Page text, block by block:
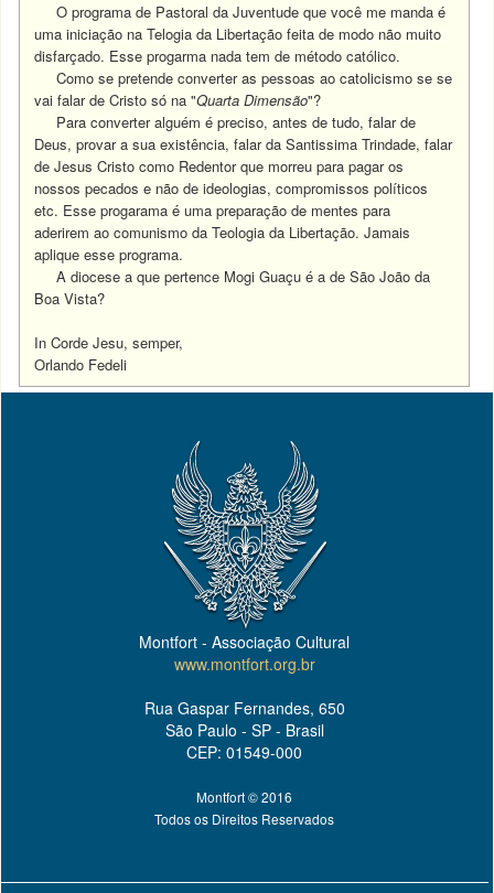
O programa de Pastoral da Juventude que você me manda é
uma iniciação na Telogia da Libertação feita de modo não muito
disfarçado. Esse progarma nada tem de método católico.
Como se pretende converter as pessoas ao catolicismo se se
vai falar de Cristo só na "Quarta Dimensão"?
Para converter alguém é preciso, antes de tudo, falar de
Deus, provar a sua existência, falar da Santissima Trindade, falar
de Jesus Cristo como Redentor que morreu para pagar os
nossos pecados e não de ideologias, compromissos políticos
etc. Esse progarama é uma preparação de mentes para
aderirem ao comunismo da Teologia da Libertação. Jamais
aplique esse programa.
A diocese a que pertence Mogi Guaçu é a de São João da
Boa Vista?
In Corde Jesu, semper,
Orlando Fedeli
Montfort - Associação Cultural
www.montfort.org.br
Rua Gaspar Fernandes, 650
São Paulo - SP - Brasil
CEP: 01549-000
Montfort © 2016
Todos os Direitos Reservados